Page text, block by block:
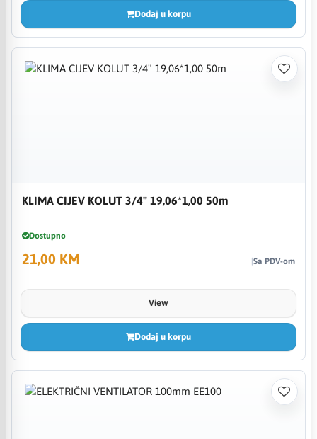
Dodaj u korpu
KLIMA CIJEV KOLUT 3/4" 19,06*1,00 50m
Dostupno
21,00 KM Sa PDV-om
View
Dodaj u korpu